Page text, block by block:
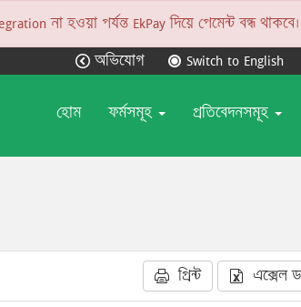
না হওয়া পর্যন্ত EkPay দিয়ে পেমেন্ট বন্ধ থাকবে।
অভিযোগ Switch to English
হোম ফর্মসমূহ প্রতিবেদনসমূহ
প্রিন্ট এক্সেল